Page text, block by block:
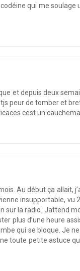
qui me soulage
et depuis deux
peur de tomber et
cest un
Au début ça allait,
insupportable,
sur la radio. Jattend
plus d’une heure
qui se bloque. Je
toute petite astuce